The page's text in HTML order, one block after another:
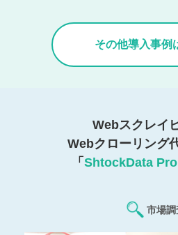
その他導入事例
Webスクレイ
Webクローリング
「 ShtockData Pro
市場調